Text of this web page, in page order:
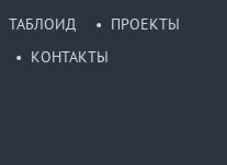
ТАБЛОИД
ПРОЕКТЫ
КОНТАКТЫ